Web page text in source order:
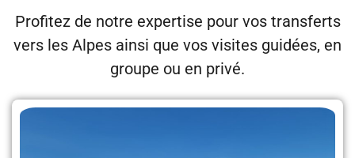
Profitez de notre expertise pour vos transferts
vers les Alpes ainsi que vos visites guidées, en
groupe ou en privé.